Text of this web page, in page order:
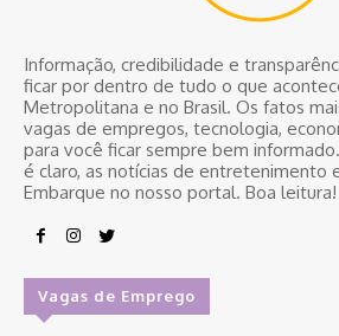
Informação, credibilidade e
ficar por dentro de tudo o que
Metropolitana e no Brasil. Os fatos
vagas de empregos, tecnologia,
para você ficar sempre bem
é claro, as notícias de entretenimento
Embarque no nosso portal. Boa leitura!
Vagas de Emprego